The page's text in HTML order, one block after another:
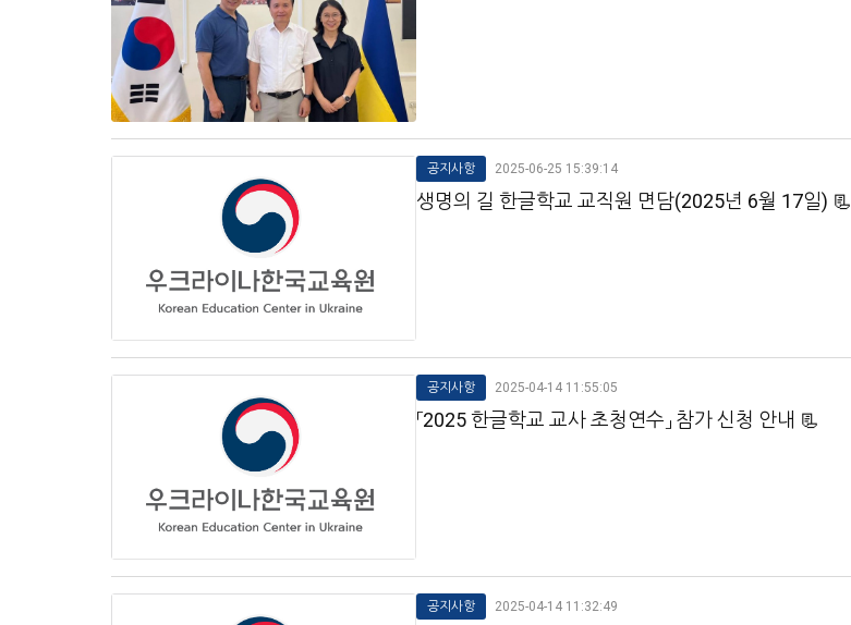
공지사항 2025-06-25 15:39:14
생명의 길 한글학교 교직원 면담(2025년 6월 17일) 📃
공지사항 2025-04-14 11:55:05
「2025 한글학교 교사 초청연수」 참가 신청 안내 📃
공지사항 2025-04-14 11:32:49